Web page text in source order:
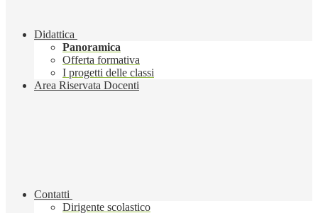
Didattica
Panoramica
Offerta formativa
I progetti delle classi
Area Riservata Docenti
Contatti
Dirigente scolastico